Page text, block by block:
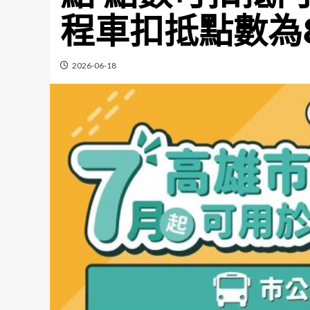
程車扣抵點數
2026-06-18